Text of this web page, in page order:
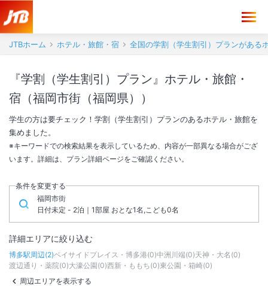
JTBホーム ホテル・旅館・宿 全国の学割（学生割引）プランがある
『学割（学生割引）プラン』ホテル・旅館・
宿（福岡市街（福岡県））
学生の方は要チェック！学割（学生割引）プランのあるホテル・旅館を
集めました。
※キーワードでの検索結果を表示しているため、内容が一部異なる場合がござ
います。詳細は、プラン詳細ページをご確認ください。
条件を変更する
福岡市街
日付未定 - 2泊｜1部屋 おとな1名,こども0名
詳細エリアに絞り込む
博多駅周辺(2)ベイサイドプレイス・博多港(0)中洲川端(0)天神・大名 (0)
渡辺通り・薬院(0)大濠公園(0)西新・ももち(0)東公園・箱崎(0)
周辺エリアを表示する